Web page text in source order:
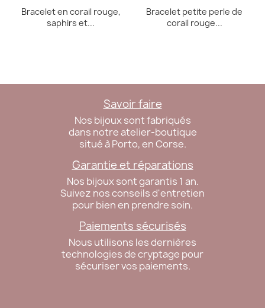
Bracelet en corail rouge,
saphirs et...
Bracelet petite perle de
corail rouge...
Savoir faire
Nos bijoux sont fabriqués
dans notre atelier-boutique
situé à Porto, en Corse.
Garantie et réparations
Nos bijoux sont garantis 1 an.
Suivez nos conseils d'entretien
pour bien en prendre soin.
Paiements sécurisés
Nous utilisons les dernières
technologies de cryptage pour
sécuriser vos paiements.